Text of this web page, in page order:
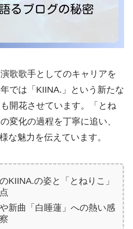
歌歌手としてのキャリアを
では「KIINA.」という新たな
開花させています。「とね
変化の過程を丁寧に追い、
な魅力を伝えています。
KIINA.の姿と「とねりこ」
新曲「白睡蓮」への熱い感